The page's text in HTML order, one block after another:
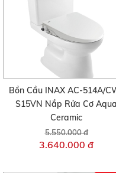
Bồn Cầu INAX AC-514A/
S15VN Nắp Rửa Cơ Aqua
Ceramic
5.550.000 đ
3.640.000 đ